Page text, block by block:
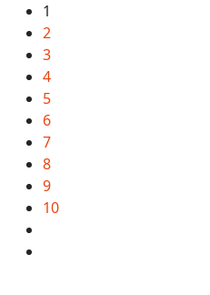
1
2
3
4
5
6
7
8
9
10